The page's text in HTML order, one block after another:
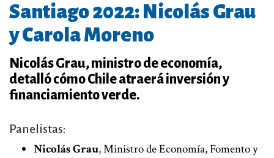
Santiago 2022: Nicolás Grau
y Carola Moreno
Nicolás Grau, ministro de economía,
detalló cómo Chile atraerá inversión y
financiamiento verde.
Panelistas:
Nicolás Grau, Ministro de Economía, Fomento y